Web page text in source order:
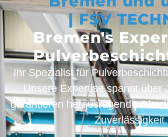
| FSV
Bremen's
Ihr Spezialist für
Unsere Expertise spannt über
garantieren herausragende
Zuverlässigkeit.